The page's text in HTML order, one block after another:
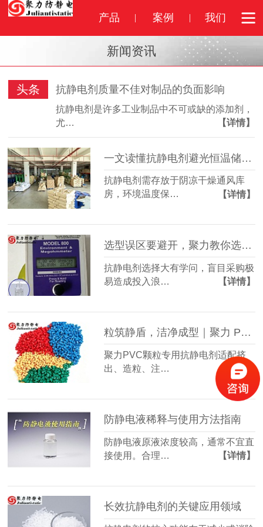
产品 案例 我们
新闻资讯
头条 抗静电剂质量不佳对制品的负面影响
抗静电剂是许多工业制品中不可或缺的添加剂，
尤…
【详情】
一文读懂抗静电剂避光恒温储存标准
抗静电剂需存放于阴凉干燥通风库
房，环境温度保…
【详情】
选型误区要避开，聚力教你选对抗静电剂
抗静电剂选择大有学问，盲目采购极
易造成投入浪…
【详情】
粒筑静盾，洁净成型｜聚力 PVC 颗粒专用抗静电剂
聚力PVC颗粒专用抗静电剂适配挤
出、造粒、注…
【详情】
防静电液稀释与使用方法指南
防静电液原液浓度较高，通常不宜直
接使用。合理…
【详情】
长效抗静电剂的关键应用领域